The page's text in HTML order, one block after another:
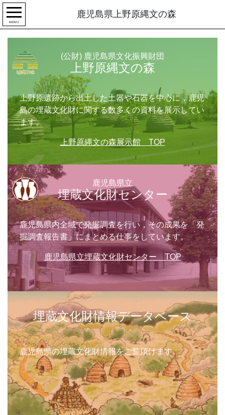
MENU
鹿児島県上野原縄文の森
(公財) 鹿児島県文化振興財団
上野原縄文の森
上野原遺跡から出土した土器や石器を中心に，鹿児
島の埋蔵文化財に関する数多くの資料を展示してい
ます。
上野原縄文の森展示館 TOP
鹿児島県立
埋蔵文化財センター
鹿児島県内全域で発掘調査を行い，その成果を「発
掘調査報告書」にまとめる仕事をしています。
鹿児島県立埋蔵文化財センター TOP
埋蔵文化財情報データベース
鹿児島県の埋蔵文化財情報をご覧頂けます。